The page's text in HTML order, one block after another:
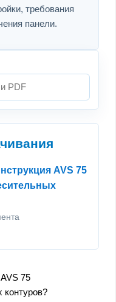
требования
панели.
AVS 75
75
контуров?